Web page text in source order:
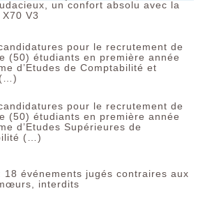
un confort absolu avec la
V3
pour le recrutement de
(50) étudiants en première année
d’Etudes de Comptabilité et
pour le recrutement de
(50) étudiants en première année
d’Etudes Supérieures de
(…)
18 événements jugés contraires aux
interdits